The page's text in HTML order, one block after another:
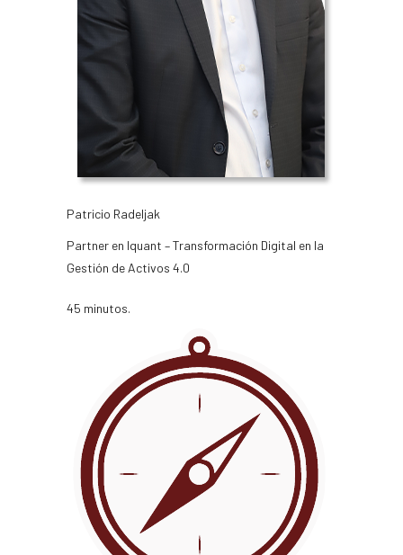
Patricio Radeljak
Partner en Iquant – Transformación Digital en la
Gestión de Activos 4.0
45 minutos.